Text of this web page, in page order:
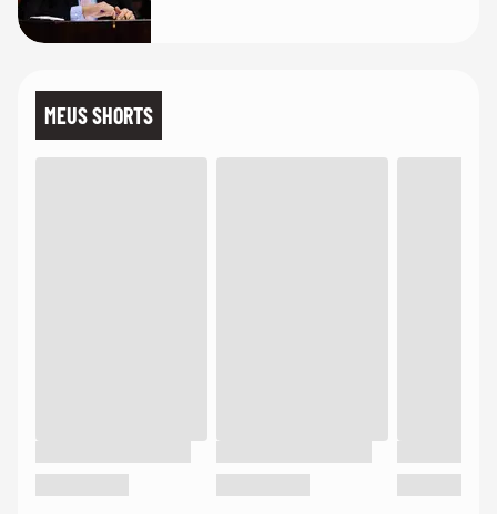
MEUS SHORTS